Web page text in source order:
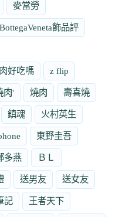
麥當勞
BottegaVeneta飾品評
好吃嗎 z flip
肉' 燒肉 壽喜燒
鎮魂 火村英生
東野圭吾
多燕 ＢＬ
送男友 送女友
記 王者天下